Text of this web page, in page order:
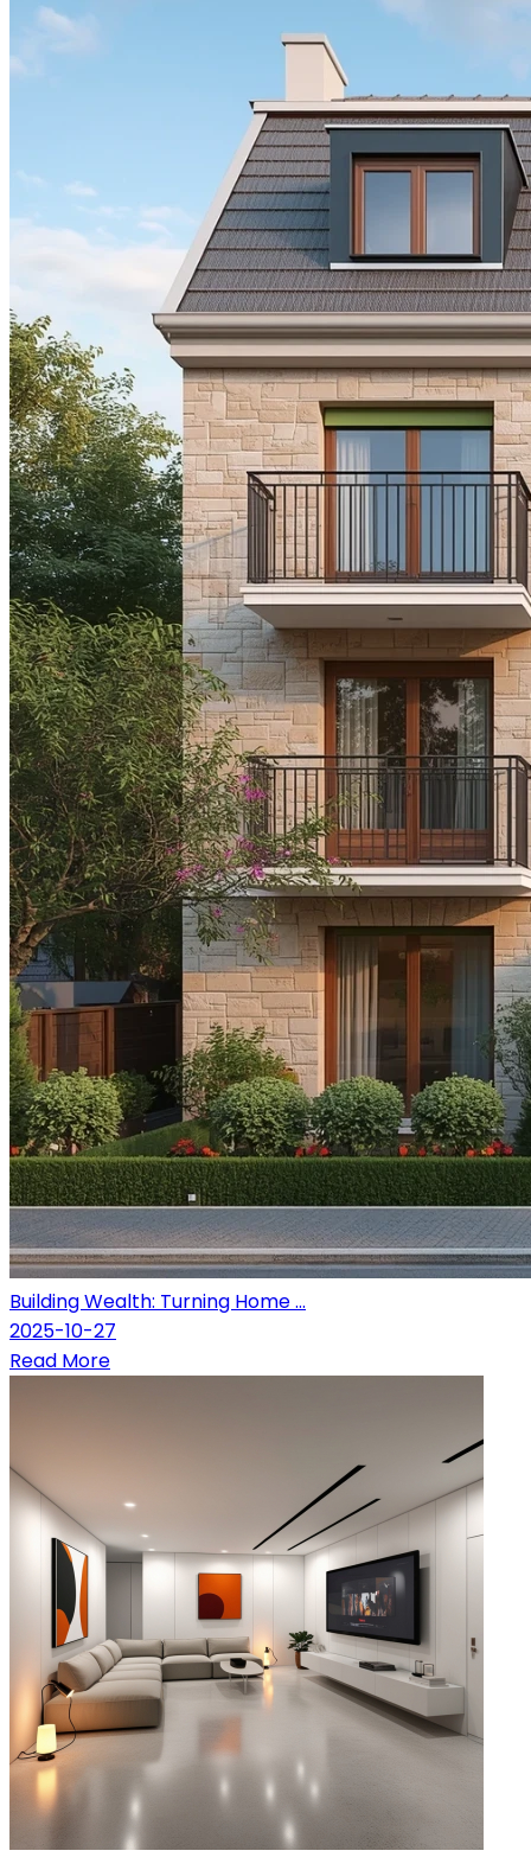
Building Wealth: Turning Home ...
2025-10-27
Read More